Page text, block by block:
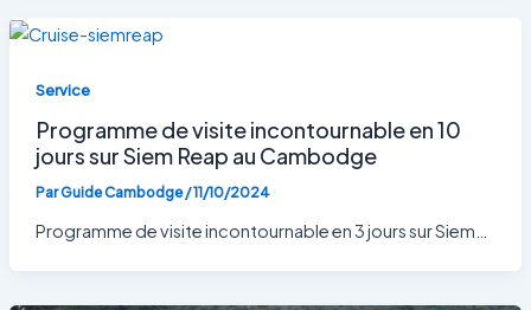
Service
Programme de visite incontournable en 10
jours sur Siem Reap au Cambodge
ParGuide Cambodge/11/10/2024
Programme de visite incontournable en 3 jours sur Siem…